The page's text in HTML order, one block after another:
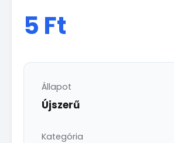
5 Ft
Állapot
Újszerű
Kategória